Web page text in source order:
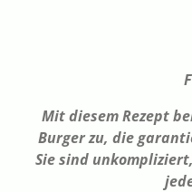
Mit diesem Rezept
Burger zu, die
Sie sind